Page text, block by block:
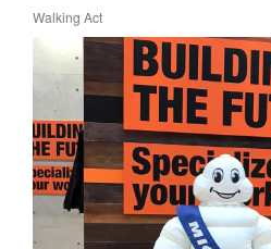
Walking Act